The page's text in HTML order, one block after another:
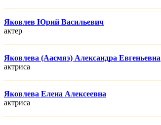
Яковлев Юрий Васильевич
актер
Яковлева (Аасмяэ) Александра Евгеньевна
актриса
Яковлева Елена Алексеевна
актриса